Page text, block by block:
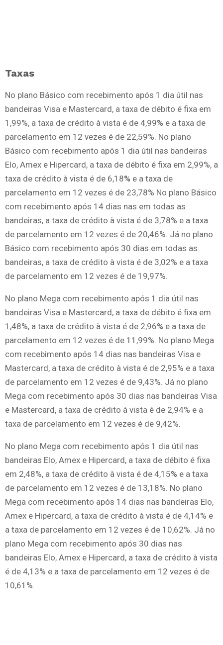
Taxas
No plano Básico com recebimento após 1 dia útil nas
bandeiras Visa e Mastercard, a taxa de débito é fixa em
1,99%, a taxa de crédito à vista é de 4,99% e a taxa de
parcelamento em 12 vezes é de 22,59%. No plano
Básico com recebimento após 1 dia útil nas bandeiras
Elo, Amex e Hipercard, a taxa de débito é fixa em 2,99%, a
taxa de crédito à vista é de 6,18% e a taxa de
parcelamento em 12 vezes é de 23,78% No plano Básico
com recebimento após 14 dias nas em todas as
bandeiras, a taxa de crédito à vista é de 3,78% e a taxa
de parcelamento em 12 vezes é de 20,46%. Já no plano
Básico com recebimento após 30 dias em todas as
bandeiras, a taxa de crédito à vista é de 3,02% e a taxa
de parcelamento em 12 vezes é de 19,97%.
No plano Mega com recebimento após 1 dia útil nas
bandeiras Visa e Mastercard, a taxa de débito é fixa em
1,48%, a taxa de crédito à vista é de 2,96% e a taxa de
parcelamento em 12 vezes é de 11,99%. No plano Mega
com recebimento após 14 dias nas bandeiras Visa e
Mastercard, a taxa de crédito à vista é de 2,95% e a taxa
de parcelamento em 12 vezes é de 9,43%. Já no plano
Mega com recebimento após 30 dias nas bandeiras Visa
e Mastercard, a taxa de crédito à vista é de 2,94% e a
taxa de parcelamento em 12 vezes é de 9,42%.
No plano Mega com recebimento após 1 dia útil nas
bandeiras Elo, Amex e Hipercard, a taxa de débito é fixa
em 2,48%, a taxa de crédito à vista é de 4,15% e a taxa
de parcelamento em 12 vezes é de 13,18%. No plano
Mega com recebimento após 14 dias nas bandeiras Elo,
Amex e Hipercard, a taxa de crédito à vista é de 4,14% e
a taxa de parcelamento em 12 vezes é de 10,62%. Já no
plano Mega com recebimento após 30 dias nas
bandeiras Elo, Amex e Hipercard, a taxa de crédito à vista
é de 4,13% e a taxa de parcelamento em 12 vezes é de
10,61%.